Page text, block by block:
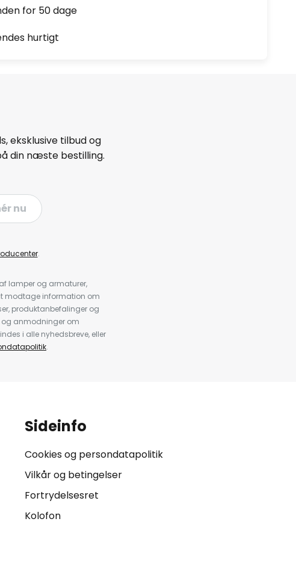
for 50 dage
hurtigt
eksklusive tilbud og
din næste bestilling.
nu
.
lamper og armaturer,
modtage information om
produktanbefalinger og
og anmodninger om
i alle nyhedsbreve, eller
.
Sideinfo
Cookies og persondatapolitik
Vilkår og betingelser
Fortrydelsesret
Kolofon